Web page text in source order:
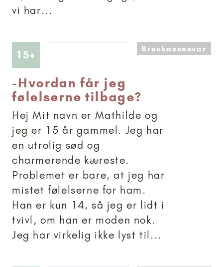
vi har...
15+ Artikler anbefalet til 15+Brevkassesvar
-Hvordan får jeg
følelserne tilbage?
Hej Mit navn er Mathilde og
jeg er 15 år gammel. Jeg har
en utrolig sød og
charmerende kæreste.
Problemet er bare, at jeg har
mistet følelserne for ham.
Han er kun 14, så jeg er lidt i
tvivl, om han er moden nok.
Jeg har virkelig ikke lyst til...